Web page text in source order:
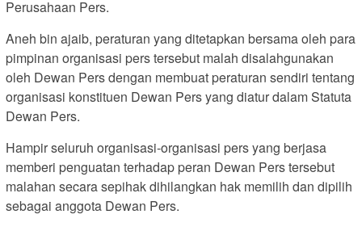
Perusahaan Pers.
Aneh bin ajaib, peraturan yang ditetapkan bersama oleh para
pimpinan organisasi pers tersebut malah disalahgunakan
oleh Dewan Pers dengan membuat peraturan sendiri tentang
organisasi konstituen Dewan Pers yang diatur dalam Statuta
Dewan Pers.
Hampir seluruh organisasi-organisasi pers yang berjasa
memberi penguatan terhadap peran Dewan Pers tersebut
malahan secara sepihak dihilangkan hak memilih dan dipilih
sebagai anggota Dewan Pers.